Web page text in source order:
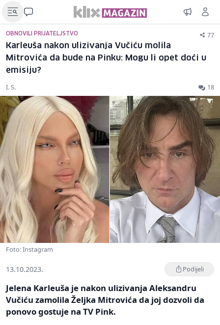
OBNOVILI PRIJATELJSTVO 77
Karleuša nakon ulizivanja Vučiću molila
Mitrovića da bude na Pinku: Mogu li opet doći u
emisiju?
I. S. 18
Foto: Instagram
13.10.2023. Podijeli
Jelena Karleuša je nakon ulizivanja Aleksandru
Vučiću zamolila Željka Mitrovića da joj dozvoli da
ponovo gostuje na TV Pink.